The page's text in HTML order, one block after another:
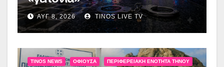
ΑΥΓ 8, 2026 TINOS LIVE TV
TINOS NEWS ΟΦΙΟΎΣΑ ΠΕΡΙΦΕΡΕΙΑΚΉ ΕΝΌΤΗΤΑ ΤΉΝΟΥ